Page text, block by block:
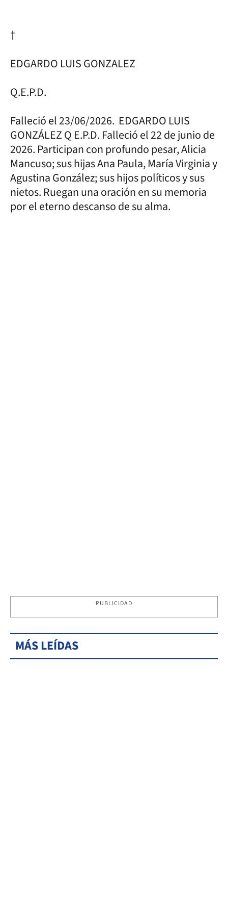
†
EDGARDO LUIS GONZALEZ
Q.E.P.D.
Falleció el 23/06/2026. EDGARDO LUIS
GONZÁLEZ Q E.P.D. Falleció el 22 de junio de
2026. Participan con profundo pesar, Alicia
Mancuso; sus hijas Ana Paula, María Virginia y
Agustina González; sus hijos políticos y sus
nietos. Ruegan una oración en su memoria
por el eterno descanso de su alma.
PUBLICIDAD
MÁS LEÍDAS